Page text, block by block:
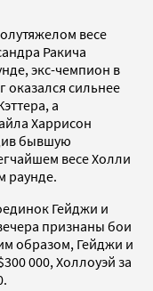
весе
Ракича
экс-чемпион в
оказался сильнее
а
Харрисон
бывшую
весе Холли
раунде.
Гейджи и
признаны бои
образом, Гейджи и
000, Холлоуэй за